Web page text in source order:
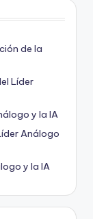
de la
Líder
y la IA
Análogo
y la IA